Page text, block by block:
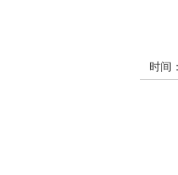
时间